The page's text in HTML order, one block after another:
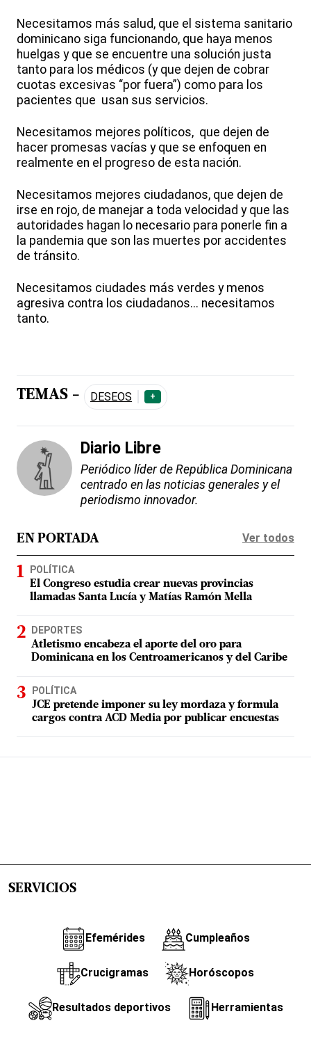
Necesitamos más salud, que el sistema sanitario
dominicano siga funcionando, que haya menos
huelgas y que se encuentre una solución justa
tanto para los médicos (y que dejen de cobrar
cuotas excesivas “por fuera”) como para los
pacientes que usan sus servicios.
Necesitamos mejores políticos, que dejen de
hacer promesas vacías y que se enfoquen en
realmente en el progreso de esta nación.
Necesitamos mejores ciudadanos, que dejen de
irse en rojo, de manejar a toda velocidad y que las
autoridades hagan lo necesario para ponerle fin a
la pandemia que son las muertes por accidentes
de tránsito.
Necesitamos ciudades más verdes y menos
agresiva contra los ciudadanos... necesitamos
tanto.
TEMAS - DESEOS +
Diario Libre
Periódico líder de República Dominicana
centrado en las noticias generales y el
periodismo innovador.
EN PORTADA Ver todos
POLÍTICA
El Congreso estudia crear nuevas provincias
llamadas Santa Lucía y Matías Ramón Mella
DEPORTES
Atletismo encabeza el aporte del oro para
Dominicana en los Centroamericanos y del Caribe
POLÍTICA
JCE pretende imponer su ley mordaza y formula
cargos contra ACD Media por publicar encuestas
SERVICIOS
Efemérides Cumpleaños
Crucigramas Horóscopos
Resultados deportivos Herramientas